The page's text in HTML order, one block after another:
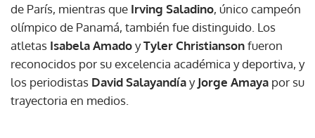
de París, mientras que Irving Saladino, único campeón
olímpico de Panamá, también fue distinguido. Los
atletas Isabela AmadoyTyler Christiansonfueron
reconocidos por su excelencia académica y deportiva, y
los periodistas David SalayandíayJorge Amaya por su
trayectoria en medios.